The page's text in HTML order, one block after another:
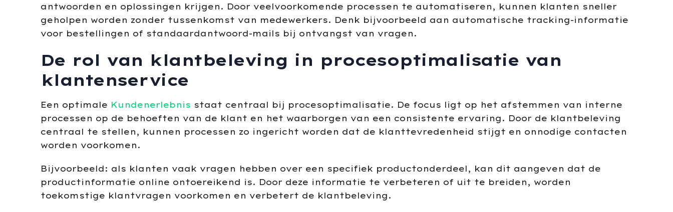
antwoorden en oplossingen krijgen. Door veelvoorkomende processen te automatiseren, kunnen klanten sneller
geholpen worden zonder tussenkomst van medewerkers. Denk bijvoorbeeld aan automatische tracking-informatie
voor bestellingen of standaardantwoord-mails bij ontvangst van vragen.
De rol van klantbeleving in procesoptimalisatie van
klantenservice
Een optimale Kundenerlebnis staat centraal bij procesoptimalisatie. De focus ligt op het afstemmen van interne
processen op de behoeften van de klant en het waarborgen van een consistente ervaring. Door de klantbeleving
centraal te stellen, kunnen processen zo ingericht worden dat de klanttevredenheid stijgt en onnodige contacten
worden voorkomen.
Bijvoorbeeld: als klanten vaak vragen hebben over een specifiek productonderdeel, kan dit aangeven dat de
productinformatie online ontoereikend is. Door deze informatie te verbeteren of uit te breiden, worden
toekomstige klantvragen voorkomen en verbetert de klantbeleving.